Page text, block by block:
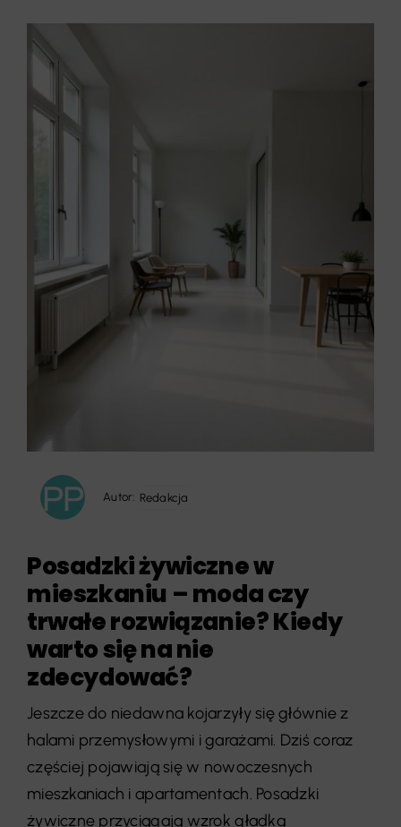
Autor: Redakcja
Posadzki żywiczne w
mieszkaniu – moda czy
trwałe rozwiązanie? Kiedy
warto się na nie
zdecydować?
Jeszcze do niedawna kojarzyły się głównie z
halami przemysłowymi i garażami. Dziś coraz
częściej pojawiają się w nowoczesnych
mieszkaniach i apartamentach. Posadzki
żywiczne przyciągają wzrok gładką